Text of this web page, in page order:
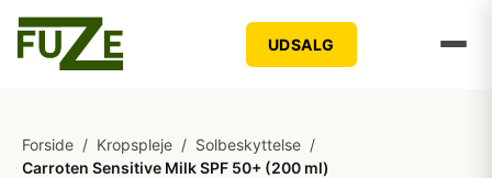
UDSALG
Forside / Kropspleje / Solbeskyttelse /
Carroten Sensitive Milk SPF 50+ (200 ml)